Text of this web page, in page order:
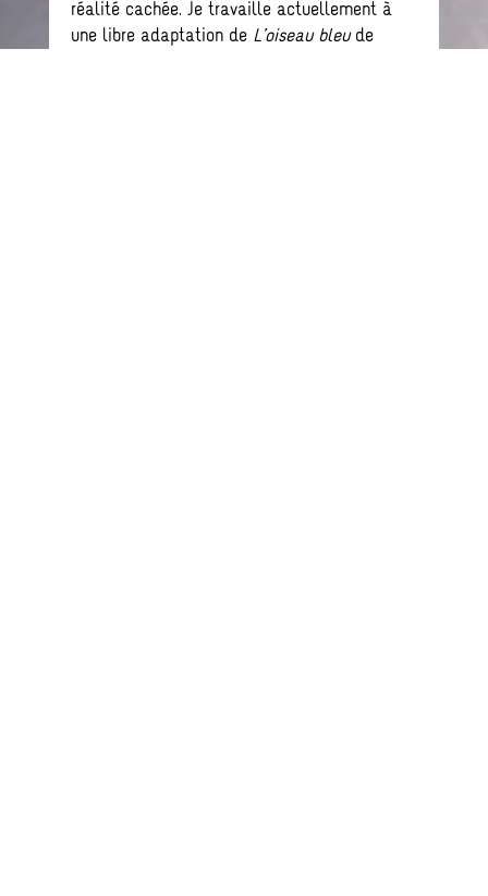
réalité cachée. Je travaille actuellement à
une libre adaptation de L’oiseau bleude